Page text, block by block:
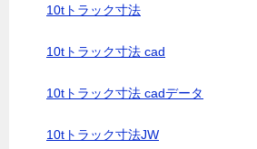
10tトラック寸法
10tトラック寸法 cad
10tトラック寸法 cadデータ
10tトラック寸法JW